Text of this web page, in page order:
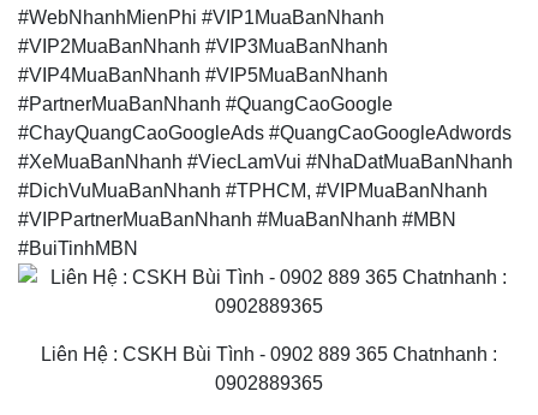
#WebNhanhMienPhi #VIP1MuaBanNhanh
#VIP2MuaBanNhanh #VIP3MuaBanNhanh
#VIP4MuaBanNhanh #VIP5MuaBanNhanh
#PartnerMuaBanNhanh #QuangCaoGoogle
#ChayQuangCaoGoogleAds #QuangCaoGoogleAdwords
#XeMuaBanNhanh #ViecLamVui #NhaDatMuaBanNhanh
#DichVuMuaBanNhanh #TPHCM, #VIPMuaBanNhanh
#VIPPartnerMuaBanNhanh #MuaBanNhanh #MBN
#BuiTinhMBN
Liên Hệ : CSKH Bùi Tình - 0902 889 365 Chatnhanh :
0902889365